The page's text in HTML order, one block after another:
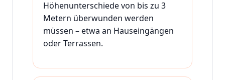
Höhenunterschiede von bis zu 3
Metern überwunden werden
müssen – etwa an Hauseingängen
oder Terrassen.